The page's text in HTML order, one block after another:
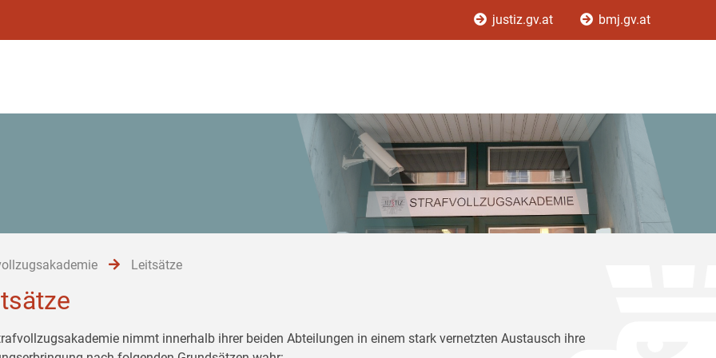
justiz.gv.at bmj.gv.at
Leitsätze
nimmt innerhalb ihrer beiden Abteilungen in einem stark vernetzten Austausch ihre